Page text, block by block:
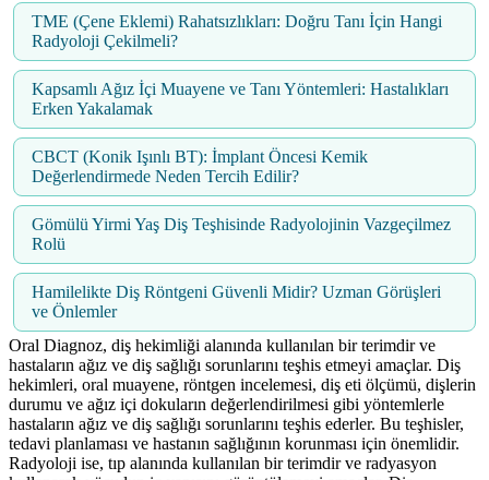
TME (Çene Eklemi) Rahatsızlıkları: Doğru Tanı İçin Hangi
Radyoloji Çekilmeli?
Kapsamlı Ağız İçi Muayene ve Tanı Yöntemleri: Hastalıkları
Erken Yakalamak
CBCT (Konik Işınlı BT): İmplant Öncesi Kemik
Değerlendirmede Neden Tercih Edilir?
Gömülü Yirmi Yaş Diş Teşhisinde Radyolojinin Vazgeçilmez
Rolü
Hamilelikte Diş Röntgeni Güvenli Midir? Uzman Görüşleri
ve Önlemler
Oral Diagnoz, diş hekimliği alanında kullanılan bir terimdir ve
hastaların ağız ve diş sağlığı sorunlarını teşhis etmeyi amaçlar. Diş
hekimleri, oral muayene, röntgen incelemesi, diş eti ölçümü, dişlerin
durumu ve ağız içi dokuların değerlendirilmesi gibi yöntemlerle
hastaların ağız ve diş sağlığı sorunlarını teşhis ederler. Bu teşhisler,
tedavi planlaması ve hastanın sağlığının korunması için önemlidir.
Radyoloji ise, tıp alanında kullanılan bir terimdir ve radyasyon